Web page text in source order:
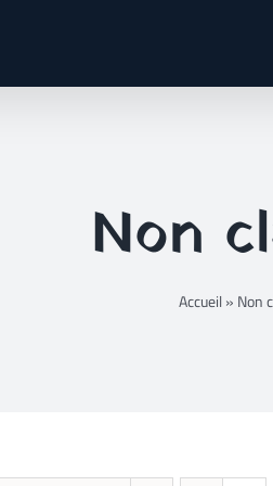
Non
Accueil»Non